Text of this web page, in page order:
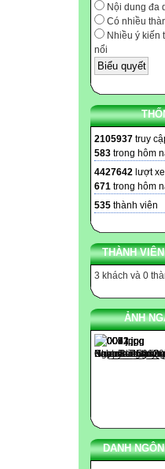
Nội dung đa
Có nhiều
Nhiều ý kiến
nổi
2105937 truy
583 trong hôm
4427642 lượt
671 trong hôm
535 thành viên
THÀNH
3 khách và 0
ẢNH
DANH